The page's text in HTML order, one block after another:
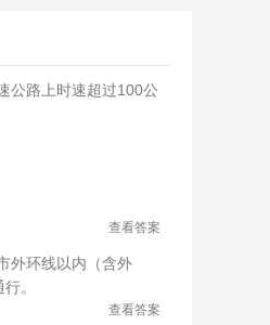
公路上时速超过100公
查看答案
外环线以内（含外
。
查看答案